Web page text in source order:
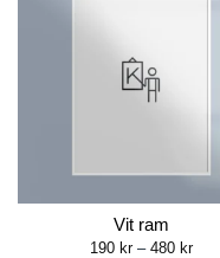
Vit ram
190 kr – 480 krPrice